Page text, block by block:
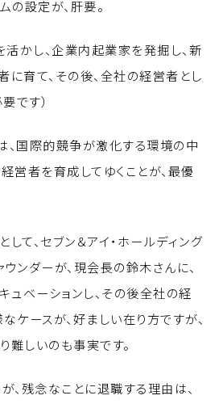
の設定が、肝要。
活かし、企業内起業家を発掘し、新
育て、その後、全社の経営者とし
です）
、国際的競争が激化する環境の中
営者を育成してゆくことが、最優
て、セブン＆アイ・ホールディング
ンダーが、現会長の鈴木さんに、
ュベーションし、その後全社の経
ケースが、好ましい在り方ですが、
しいのも事実です。
、残念なことに退職する理由は、